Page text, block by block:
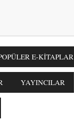
E-KİTAPLAR
YAYINCILAR